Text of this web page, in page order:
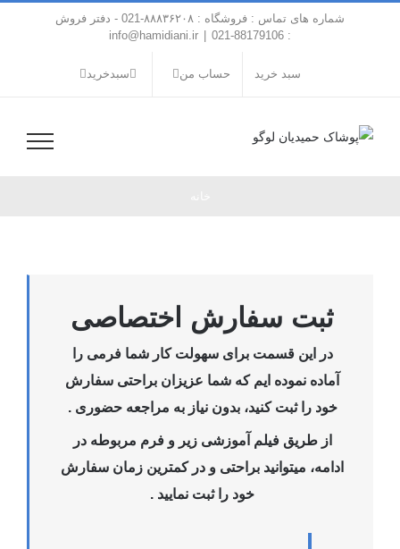
شماره های تماس : فروشگاه : ۸۸۸۳۶۲۰۸-021 - دفتر فروش
: 88179106-021
info@hamidiani.ir
سبد خرید حساب من سبدخرید
ثبت سفارش اختصاصی
در این قسمت برای سهولت کار شما فرمی را
آماده نموده ایم که شما عزیزان براحتی سفارش
خود را ثبت کنید، بدون نیاز به مراجعه حضوری .
از طریق فیلم آموزشی زیر و فرم مربوطه در
ادامه، میتوانید براحتی و در کمترین زمان سفارش
خود را ثبت نمایید .